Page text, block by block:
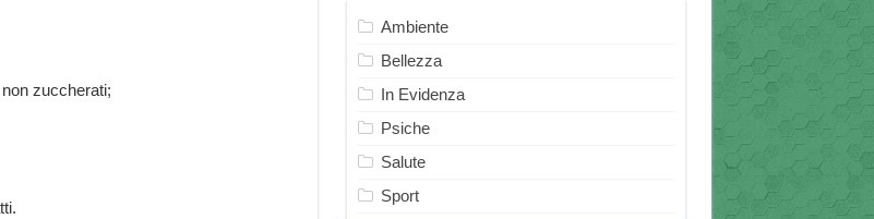
zuccherati;
Ambiente
Bellezza
In Evidenza
Psiche
Salute
Sport